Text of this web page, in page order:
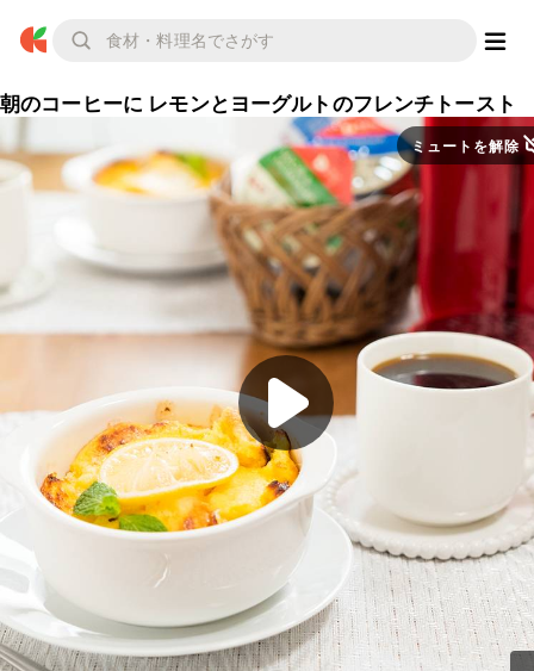
朝のコーヒーに レモンとヨーグルトのフレンチトースト
ミュートを解除